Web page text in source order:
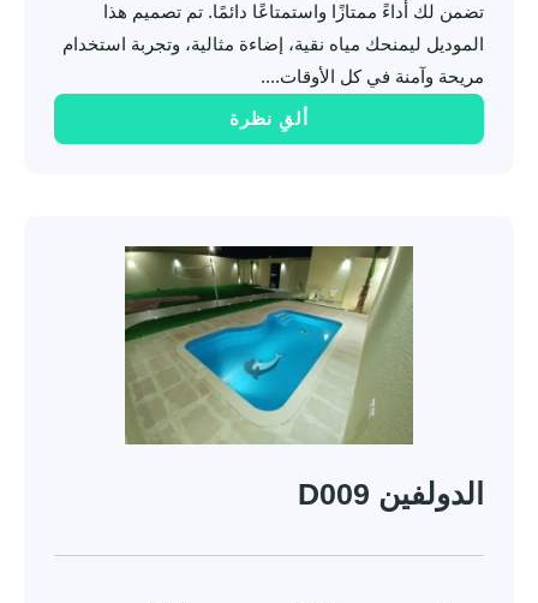
تضمن لك أداءً ممتازًا واستمتاعًا دائمًا. تم تصميم هذا
الموديل ليمنحك مياه نقية، إضاءة مثالية، وتجربة استخدام
مريحة وآمنة في كل الأوقات....
ألقِ نظرة
الدولفين D009